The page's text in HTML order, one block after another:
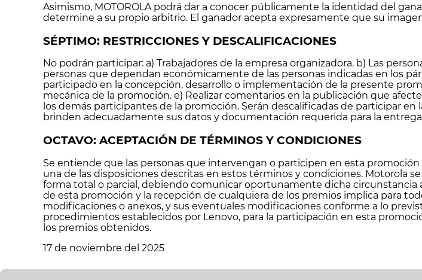
Asimismo, MOTOROLA podrá dar a conocer públicamente la identidad del
determine a su propio arbitrio. El ganador acepta expresamente que su
SÉPTIMO: RESTRICCIONES Y DESCALIFICACIONES
No podrán participar: a) Trabajadores de la empresa organizadora. b) Las
personas que dependan económicamente de las personas indicadas en los
participado en la concepción, desarrollo o implementación de la presente
mecánica de la promoción. e) Realizar comentarios en la publicación que
los demás participantes de la promoción. Serán descalificadas de participar
brinden adecuadamente sus datos y documentación requerida para la
OCTAVO: ACEPTACIÓN DE TÉRMINOS Y CONDICIONES
Se entiende que las personas que intervengan o participen en esta
una de las disposiciones descritas en estos términos y condiciones. Motorola
forma total o parcial, debiendo comunicar oportunamente dicha circunstancia
de esta promoción y la recepción de cualquiera de los premios implica para
modificaciones o anexos, y sus eventuales modificaciones conforme a lo
procedimientos establecidos por Lenovo, para la participación en esta
los premios obtenidos.
17 de noviembre del 2025